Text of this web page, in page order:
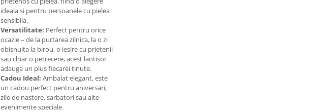
ideala si pentru persoanele cu pielea
sensibila.
Versatilitate: Perfect pentru orice
ocazie – de la purtarea zilnica, la o zi
obisnuita la birou, o iesire cu prietenii
sau chiar o petrecere, acest lantisor
adauga un plus fiecarei tinute.
Cadou Ideal: Ambalat elegant, este
un cadou perfect pentru aniversari,
zile de nastere, sarbatori sau alte
evenimente speciale.